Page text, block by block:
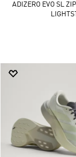
حذاء جري ADIZERO EVO SL ZIP